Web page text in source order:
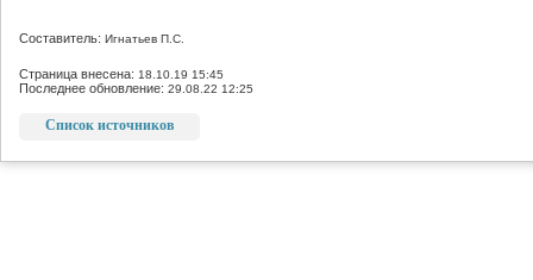
Составитель: Игнатьев П.С.
Страница внесена: 18.10.19 15:45
Последнее обновление: 29.08.22 12:25
Список источников